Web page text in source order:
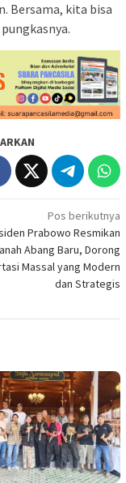
Bersama, kita bisa
Pos berikutnya
Prabowo Resmikan
Abang Baru, Dorong
Massal yang Modern
dan Strategis